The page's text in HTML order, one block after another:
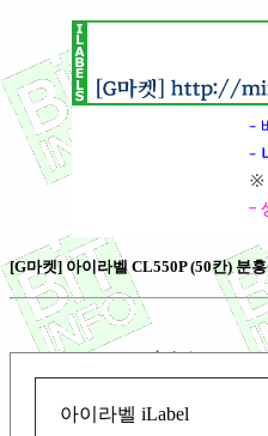
[G마켓] 아이라벨 CL550P (50칸) 분
아이라벨 iLabel